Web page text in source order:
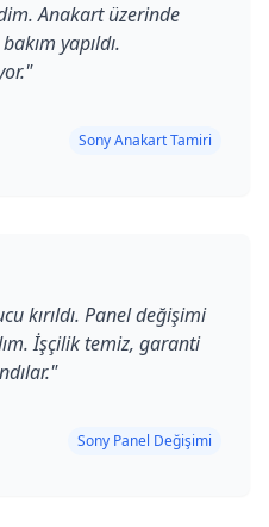
Anakart üzerinde
yapıldı.
"
Sony Anakart Tamiri
kırıldı. Panel değişimi
İşçilik temiz, garanti
"
Sony Panel Değişimi